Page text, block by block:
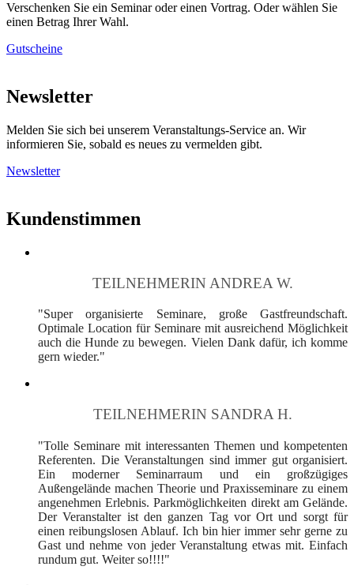
Verschenken Sie ein Seminar oder einen Vortrag. Oder wählen Sie
einen Betrag Ihrer Wahl.
Gutscheine
Newsletter
Melden Sie sich bei unserem Veranstaltungs-Service an. Wir
informieren Sie, sobald es neues zu vermelden gibt.
Newsletter
Kundenstimmen
TEILNEHMERIN ANDREA W.
"Super organisierte Seminare, große Gastfreundschaft.
Optimale Location für Seminare mit ausreichend Möglichkeit
auch die Hunde zu bewegen. Vielen Dank dafür, ich komme
gern wieder."
TEILNEHMERIN SANDRA H.
"Tolle Seminare mit interessanten Themen und kompetenten
Referenten. Die Veranstaltungen sind immer gut organisiert.
Ein moderner Seminarraum und ein großzügiges
Außengelände machen Theorie und Praxisseminare zu einem
angenehmen Erlebnis. Parkmöglichkeiten direkt am Gelände.
Der Veranstalter ist den ganzen Tag vor Ort und sorgt für
einen reibungslosen Ablauf. Ich bin hier immer sehr gerne zu
Gast und nehme von jeder Veranstaltung etwas mit. Einfach
rundum gut. Weiter so!!!!"